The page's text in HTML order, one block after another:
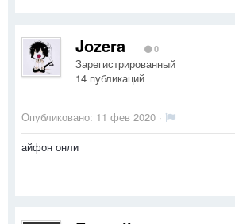
Jozera 0
Зарегистрированный
14 публикаций
Опубликовано: 11 фев 2020 ·
айфон онли